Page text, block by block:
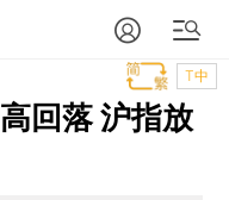
T中
回落 沪指放